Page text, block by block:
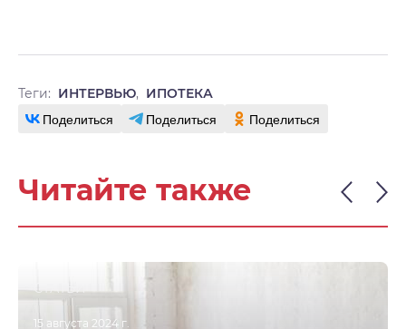
Теги: ИНТЕРВЬЮ, ИПОТЕКА
Поделиться Поделиться Поделиться
Читайте также
СТАТЬИ
15 августа 2024 г.